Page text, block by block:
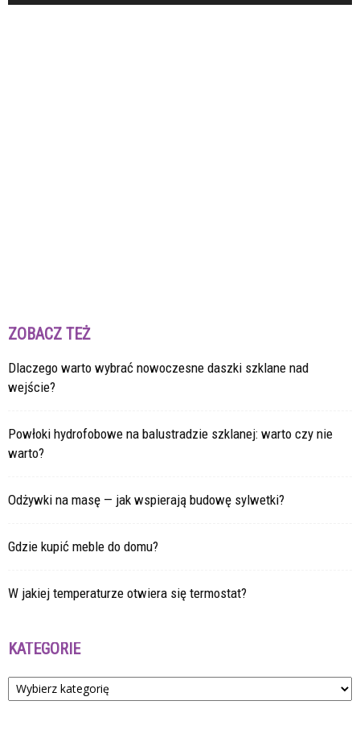
ZOBACZ TEŻ
Dlaczego warto wybrać nowoczesne daszki szklane nad
wejście?
Powłoki hydrofobowe na balustradzie szklanej: warto czy nie
warto?
Odżywki na masę — jak wspierają budowę sylwetki?
Gdzie kupić meble do domu?
W jakiej temperaturze otwiera się termostat?
KATEGORIE
Kategorie